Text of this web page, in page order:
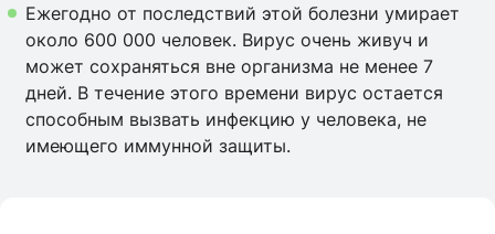
Ежегодно от последствий этой болезни умирает
около 600 000 человек. Вирус очень живуч и
может сохраняться вне организма не менее 7
дней. В течение этого времени вирус остается
способным вызвать инфекцию у человека, не
имеющего иммунной защиты.